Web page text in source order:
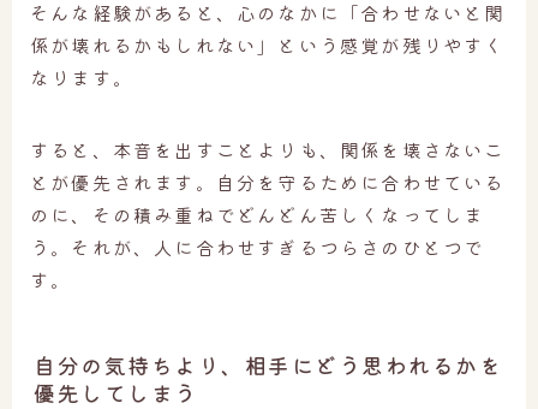
そんな経験があると、心のなかに「合わせないと関
係が壊れるかもしれない」という感覚が残りやすく
なります。
すると、本音を出すことよりも、関係を壊さないこ
とが優先されます。自分を守るために合わせている
のに、その積み重ねでどんどん苦しくなってしま
う。それが、人に合わせすぎるつらさのひとつで
す。
自分の気持ちより、相手にどう思われるかを
優先してしまう